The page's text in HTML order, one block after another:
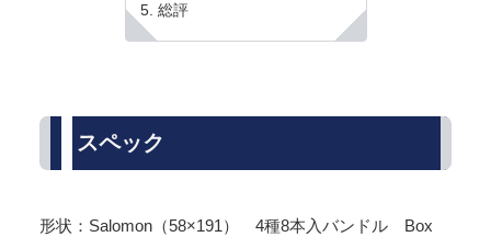
総評
スペック
形状：Salomon（58×191） 4種8本入バンドル Box